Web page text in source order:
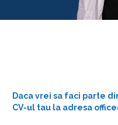
Daca vrei sa faci parte
CV-ul tau la adresa